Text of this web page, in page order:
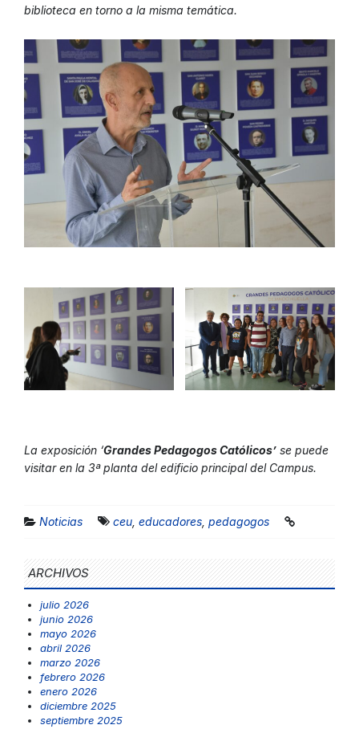
biblioteca en torno a la misma temática.
La exposición ‘Grandes Pedagogos Católicos’ se puede
visitar en la 3ª planta del edificio principal del Campus.
Noticias ceu, educadores, pedagogos
ARCHIVOS
julio 2026
junio 2026
mayo 2026
abril 2026
marzo 2026
febrero 2026
enero 2026
diciembre 2025
septiembre 2025